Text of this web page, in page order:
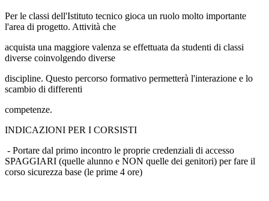
Per le classi dell'Istituto tecnico gioca un ruolo molto importante
l'area di progetto. Attività che
acquista una maggiore valenza se effettuata da studenti di classi
diverse coinvolgendo diverse
discipline. Questo percorso formativo permetterà l'interazione e lo
scambio di differenti
competenze.
INDICAZIONI PER I CORSISTI
- Portare dal primo incontro le proprie credenziali di accesso
SPAGGIARI (quelle alunno e NON quelle dei genitori) per fare il
corso sicurezza base (le prime 4 ore)